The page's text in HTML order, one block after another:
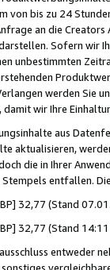
von bis zu 24
an die
Sofern wir
unbestimmten
werden Sie
wir Ihre
aus
aktualisieren,
die in Ihrer
entfallen.
32,77 (Stand
32,77 (Stand
entweder